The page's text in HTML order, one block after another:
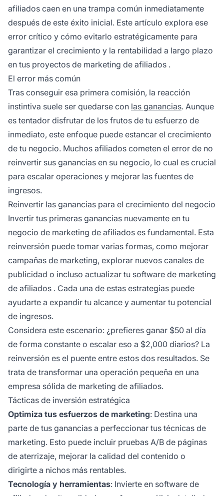
afiliados caen en una trampa común inmediatamente
después de este éxito inicial. Este artículo explora ese
error crítico y cómo evitarlo estratégicamente para
garantizar el crecimiento y la rentabilidad a largo plazo
en tus proyectos de marketing de afiliados .
El error más común
Tras conseguir esa primera comisión, la reacción
instintiva suele ser quedarse con las ganancias. Aunque
es tentador disfrutar de los frutos de tu esfuerzo de
inmediato, este enfoque puede estancar el crecimiento
de tu negocio. Muchos afiliados cometen el error de no
reinvertir sus ganancias en su negocio, lo cual es crucial
para escalar operaciones y mejorar las fuentes de
ingresos.
Reinvertir las ganancias para el crecimiento del negocio
Invertir tus primeras ganancias nuevamente en tu
negocio de marketing de afiliados es fundamental. Esta
reinversión puede tomar varias formas, como mejorar
campañas de marketing, explorar nuevos canales de
publicidad o incluso actualizar tu software de marketing
de afiliados . Cada una de estas estrategias puede
ayudarte a expandir tu alcance y aumentar tu potencial
de ingresos.
Considera este escenario: ¿prefieres ganar $50 al día
de forma constante o escalar eso a $2,000 diarios? La
reinversión es el puente entre estos dos resultados. Se
trata de transformar una operación pequeña en una
empresa sólida de marketing de afiliados.
Tácticas de inversión estratégica
Optimiza tus esfuerzos de marketing: Destina una
parte de tus ganancias a perfeccionar tus técnicas de
marketing. Esto puede incluir pruebas A/B de páginas
de aterrizaje, mejorar la calidad del contenido o
dirigirte a nichos más rentables.
Tecnología y herramientas: Invierte en software de